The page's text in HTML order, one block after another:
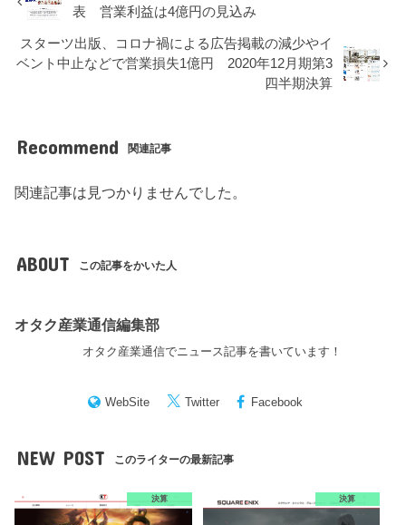
表 営業利益は4億円の見込み
スターツ出版、コロナ禍による広告掲載の減少やイ
ベント中止などで営業損失1億円 2020年12月期第3
四半期決算
Recommend 関連記事
関連記事は見つかりませんでした。
ABOUT この記事をかいた人
オタク産業通信編集部
オタク産業通信でニュース記事を書いています！
WebSite Twitter Facebook
NEW POST このライターの最新記事
決算 決算